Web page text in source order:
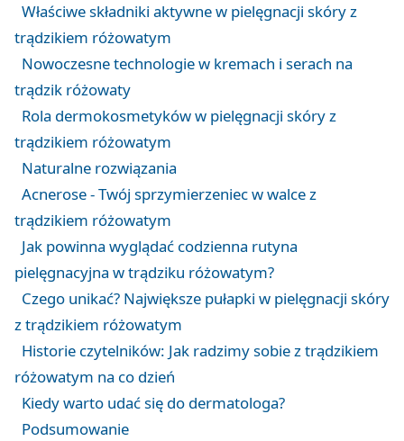
Właściwe składniki aktywne w pielęgnacji skóry z
trądzikiem różowatym
Nowoczesne technologie w kremach i serach na
trądzik różowaty
Rola dermokosmetyków w pielęgnacji skóry z
trądzikiem różowatym
Naturalne rozwiązania
Acnerose - Twój sprzymierzeniec w walce z
trądzikiem różowatym
Jak powinna wyglądać codzienna rutyna
pielęgnacyjna w trądziku różowatym?
Czego unikać? Największe pułapki w pielęgnacji skóry
z trądzikiem różowatym
Historie czytelników: Jak radzimy sobie z trądzikiem
różowatym na co dzień
Kiedy warto udać się do dermatologa?
Podsumowanie